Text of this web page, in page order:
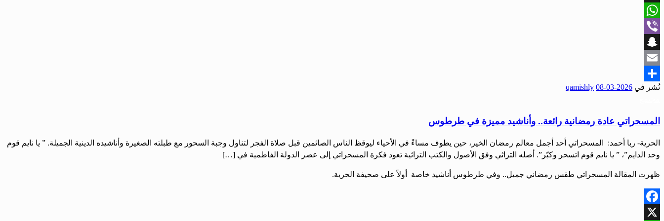
X
WhatsApp
Viber
Snapchat
Email
Share
نُشر في 2026-03-08
qamishly
المسحراتي عادة رمضانية رائعة.. وأناشيد مميزة في طرطوس
الحرية- ربا أحمد: المسحراتي أحد أجمل معالم رمضان الخير، حين يطوف مساءً في الأحياء ليوقظ الناس الصائمين قبل صلاة الفجر لتناول وجبة السحور مع طبلته الصغيرة وأناشيده الدينية الجميلة. ” يا نايم قوم
وحد الدايم”، ” يا نايم قوم اتسحر وكبّر”. أصله التراثي وفق الأصول والكتب التراثية تعود فكرة المسحراتي إلى عصر الدولة الفاطمية في […]
ظهرت المقالة المسحراتي طقس رمضاني جميل.. وفي طرطوس أناشيد خاصة أولاً على صحيفة الحرية.
Facebook